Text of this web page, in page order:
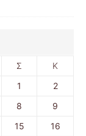
Σ Κ
1
2
8
9
15
16